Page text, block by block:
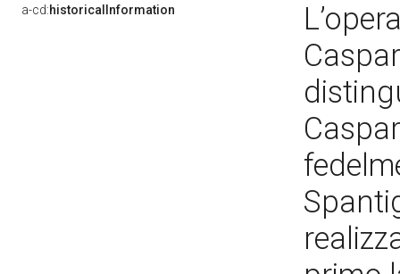
a-cd:historicalInformation